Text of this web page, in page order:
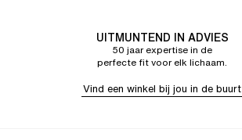
UITMUNTEND IN ADVIES
50 jaar expertise in de
perfecte fit voor elk lichaam.
Vind een winkel bij jou in de buurt